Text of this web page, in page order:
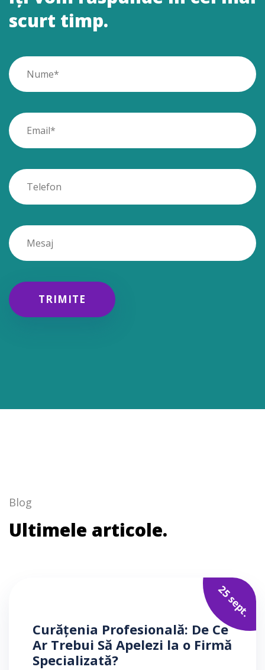
scurt timp.
TRIMITE
Blog
Ultimele articole.
25 sept.
Curățenia Profesională: De Ce
Ar Trebui Să Apelezi la o Firmă
Specializată?